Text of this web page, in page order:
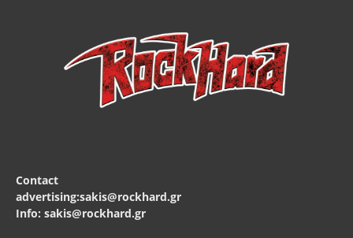
Contact
advertising:sakis@rockhard.gr
Info: sakis@rockhard.gr